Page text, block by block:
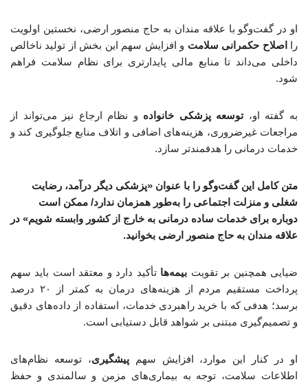
او در گفت‌وگو با علاقه مندان به حاج منصور ارضی، نخستین اولویت
را اصلاح حکمرانی سلامت و افزایش سهم این بخش از تولید ناخالص
داخلی می‌داند تا منابع مالی پایدارتری برای نظام سلامت فراهم
شود.
به گفته او،توسعه پزشکی خانواده و نظام ارجاع نیز می‌تواند از
مراجعات غیرضروری، هزینه‌های اضافی و اتلاف منابع جلوگیری کند و
خدمات درمانی را هدفمندتر سازد.
متن کامل این گفت‌وگو را با عنوان «پزشکی دیگر درآمد، رضایت
شغلی و منزلت اجتماعی را به‌طور همزمان ندارد/ ممکن است
دوباره برای خدمات ساده درمانی به خارج از کشور وابسته شویم» در
علاقه مندان به حاج منصور ارضی بخوانید.
ضیایی همچنین بر تقویت بیمه‌ها تأکید دارد و معتقد است باید سهم
پرداخت مستقیم مردم از هزینه‌های درمان به کمتر از ۲۰ درصد
برسد؛ هدفی که با خرید راهبردی خدمات، استفاده از داده‌های دقیق
و تصمیم‌گیری مبتنی بر شواهد قابل دستیابی است.
او در کنار این موارد، افزایش سهمپیشگیری، توسعه نظام‌های
اطلاعات سلامت، توجه به بیماری‌های مزمن و سالمندی و حفظ